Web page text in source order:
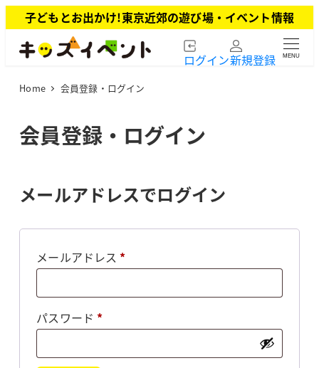
イ
子どもとお出かけ!東京近郊の遊び場・イベント情報
ログイン新規登録 MENU
Home 会員登録・ログイン
会員登録・ログイン
メールアドレスでログイン
メールアドレス *必
パスワード *必